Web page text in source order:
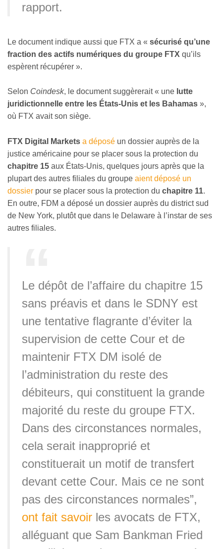
rapport.
Le document indique aussi que FTX a « sécurisé qu’une
fraction des actifs numériques du groupe FTX qu’ils
espèrent récupérer ».
Selon Coindesk, le document suggèrerait « une lutte
juridictionnelle entre les États-Unis et les Bahamas »,
où FTX avait son siège.
FTX Digital Markets a déposé un dossier auprès de la
justice américaine pour se placer sous la protection du
chapitre 15 aux États-Unis, quelques jours après que la
plupart des autres filiales du groupe aient déposé un
dossier pour se placer sous la protection du chapitre 11.
En outre, FDM a déposé un dossier auprès du district sud
de New York, plutôt que dans le Delaware à l’instar de ses
autres filiales.
Le dépôt de l’affaire du chapitre 15
sans préavis et dans le SDNY est
une tentative flagrante d’éviter la
supervision de cette Cour et de
maintenir FTX DM isolé de
l’administration du reste des
débiteurs, qui constituent la grande
majorité du reste du groupe FTX.
Dans des circonstances normales,
cela serait inapproprié et
constituerait un motif de transfert
devant cette Cour. Mais ce ne sont
pas des circonstances normales”,
ont fait savoir les avocats de FTX,
alléguant que Sam Bankman Fried